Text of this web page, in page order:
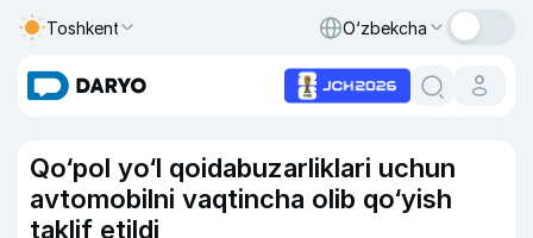
Toshkent O‘zbekcha
Qo‘pol yo‘l qoidabuzarliklari uchun
avtomobilni vaqtincha olib qo‘yish
taklif etildi